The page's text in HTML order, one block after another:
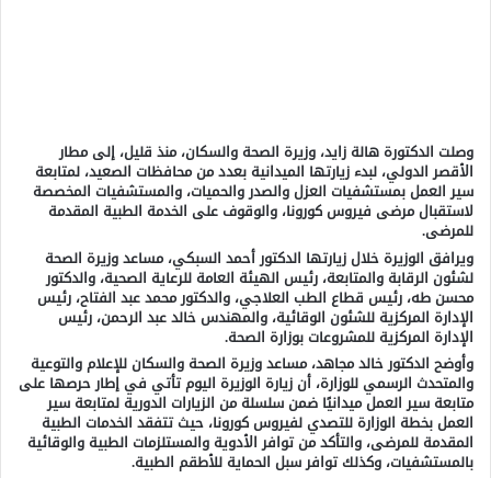
وصلت الدكتورة هالة زايد، وزيرة الصحة والسكان، منذ قليل، إلى مطار
الأقصر الدولي، لبدء زيارتها الميدانية بعدد من محافظات الصعيد، لمتابعة
سير العمل بمستشفيات العزل والصدر والحميات، والمستشفيات المخصصة
لاستقبال مرضى فيروس كورونا، والوقوف على الخدمة الطبية المقدمة
للمرضى.
ويرافق الوزيرة خلال زيارتها الدكتور أحمد السبكي، مساعد وزيرة الصحة
لشئون الرقابة والمتابعة، رئيس الهيئة العامة للرعاية الصحية، والدكتور
محسن طه، رئيس قطاع الطب العلاجي، والدكتور محمد عبد الفتاح، رئيس
الإدارة المركزية للشئون الوقائية، والمهندس خالد عبد الرحمن، رئيس
الإدارة المركزية للمشروعات بوزارة الصحة.
وأوضح الدكتور خالد مجاهد، مساعد وزيرة الصحة والسكان للإعلام والتوعية
والمتحدث الرسمي للوزارة، أن زيارة الوزيرة اليوم تأتي في إطار حرصها على
متابعة سير العمل ميدانيًا ضمن سلسلة من الزيارات الدورية لمتابعة سير
العمل بخطة الوزارة للتصدي لفيروس كورونا، حيث تتفقد الخدمات الطبية
المقدمة للمرضى، والتأكد من توافر الأدوية والمستلزمات الطبية والوقائية
بالمستشفيات، وكذلك توافر سبل الحماية للأطقم الطبية.